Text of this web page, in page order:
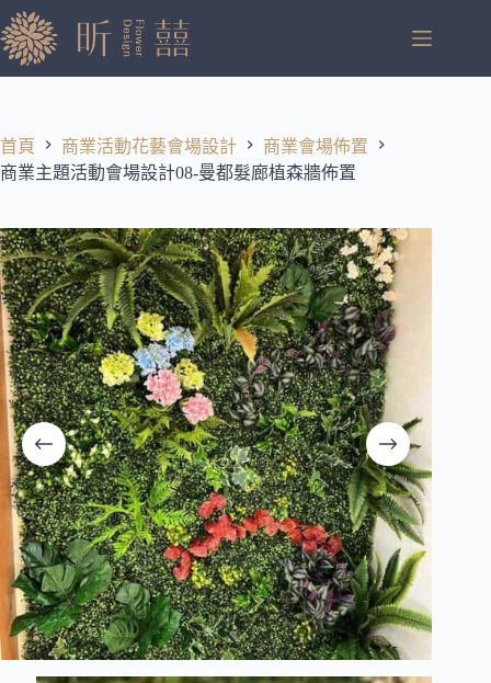
跳
至
容
首頁 商業活動花藝會場設計
商業會場佈置
商業主題活動會場設計08-曼都髮廊植森牆佈置